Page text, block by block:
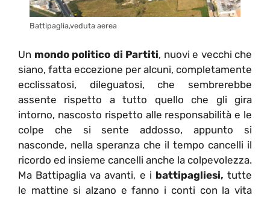
Battipaglia,veduta aerea
Un mondo politico di Partiti, nuovi e vecchi che
siano, fatta eccezione per alcuni, completamente
ecclissatosi, dileguatosi, che sembrerebbe
assente rispetto a tutto quello che gli gira
intorno, nascosto rispetto alle responsabilità e le
colpe che si sente addosso, appunto si
nasconde, nella speranza che il tempo cancelli il
ricordo ed insieme cancelli anche la colpevolezza.
Ma Battipaglia va avanti, e i battipagliesi, tutte
le mattine si alzano e fanno i conti con la vita